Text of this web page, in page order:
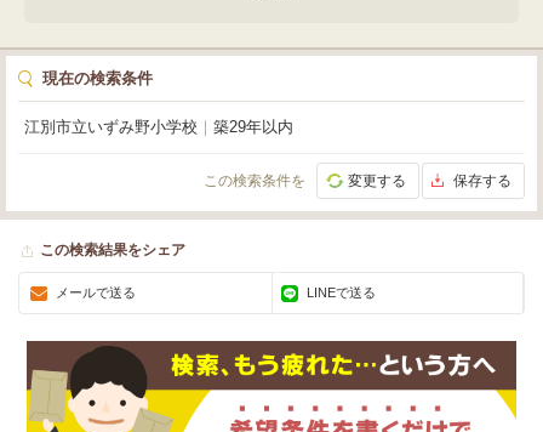
現在の検索条件
江別市立いずみ野小学校 築29年以内
この検索条件を 変更する 保存する
この検索結果をシェア
メールで送る LINEで送る